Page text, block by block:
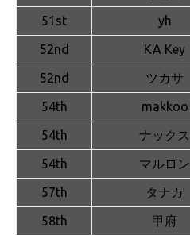
51st
yh
52nd
KA Key
52nd
ツカサ
54th
makkoo
54th
ナックス
54th
マルロン
57th
タナカ
58th
甲府